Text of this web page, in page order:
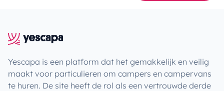
Yescapa is een platform dat het gemakkelijk en veilig
maakt voor particulieren om campers en campervans
te huren. De site heeft de rol als een vertrouwde derde